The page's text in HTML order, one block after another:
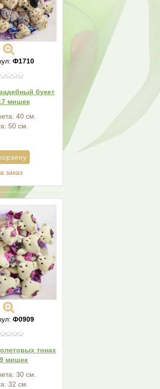
Ф1710
букет
мишек
40 см.
50 см.
заказ
Ф0909
тонах
мишек
30 см.
32 см.